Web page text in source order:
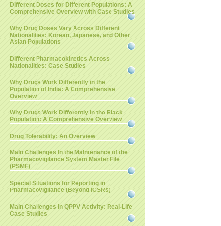
Different Doses for Different Populations: A
Comprehensive Overview with Case Studies
Why Drug Doses Vary Across Different
Nationalities: Korean, Japanese, and Other
Asian Populations
Different Pharmacokinetics Across
Nationalities: Case Studies
Why Drugs Work Differently in the
Population of India: A Comprehensive
Overview
Why Drugs Work Differently in the Black
Population: A Comprehensive Overview
Drug Tolerability: An Overview
Main Challenges in the Maintenance of the
Pharmacovigilance System Master File
(PSMF)
Special Situations for Reporting in
Pharmacovigilance (Beyond ICSRs)
Main Challenges in QPPV Activity: Real-Life
Case Studies